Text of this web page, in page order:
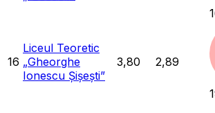
16
Liceul Teoretic
„Gheorghe
Ionescu Șișești”
3,80 2,89